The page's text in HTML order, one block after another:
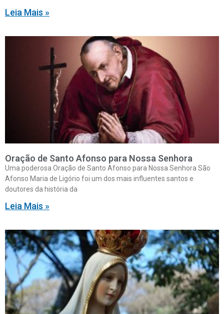
Leia Mais »
Oração de Santo Afonso para Nossa Senhora
Uma poderosa Oração de Santo Afonso para Nossa Senhora São
Afonso Maria de Ligório foi um dos mais influentes santos e
doutores da história da
Leia Mais »